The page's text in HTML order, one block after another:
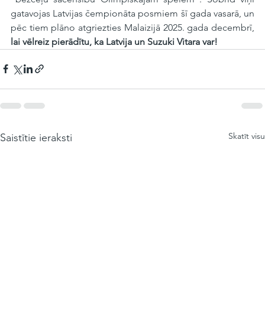
gatavojas Latvijas čempionāta posmiem šī gada vasarā, un
lai vēlreiz pierādītu, ka Latvija un Suzuki Vitara var!
Saistītie ieraksti Skatīt visu